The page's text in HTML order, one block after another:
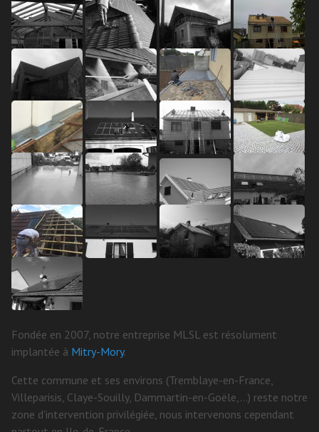
Fondée en 2007, notre entreprise MLSL est résolument
implantée à Mitry-Mory.
Cette commune et ses environs (Tremblaye-en-France,
Villeparisis, Claye-Souilly, Dammartin-en-Goële,...) reste notre
zone d'intervention privilégiée, nous intervenons cependant